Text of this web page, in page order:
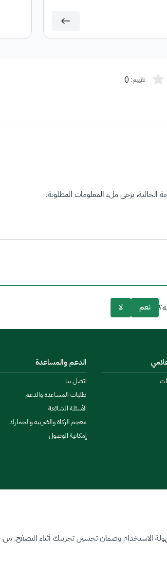
تقييم: (
)
يرجى ملء المعلومات المطلوبة.
نعم لا
الدعم والمساعدة
اتصل بنا
طلبات المساعدة والدعم
الأسئلة الشائعة
معجم الزكاة والضريبة والجمارك
إمكانية الوصول
الاستخدام وضمان تحسين تجربتك أثناء التصفح. من